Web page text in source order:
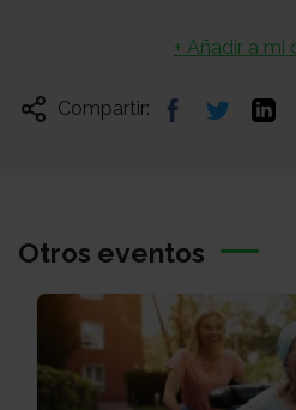
+ Añadir a mi
Compartir:
Otros eventos